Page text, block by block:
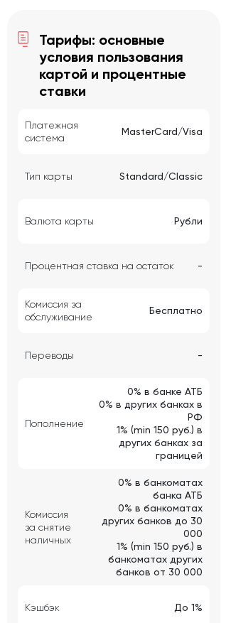
Тарифы: основные
условия пользования
картой и процентные
ставки
Платежная
система
MasterCard/Visa
Тип карты Standard/Classic
Валюта карты Рубли
Процентная ставка на остаток -
Комиссия за
обслуживание
Бесплатно
Переводы -
Пополнение
0% в банке АТБ
0% в других банках в
РФ
1% (min 150 руб.) в
других банках за
границей
Комиссия
за снятие
наличных
0% в банкоматах
банка АТБ
0% в банкоматах
других банков до 30
000
1% (min 150 руб.) в
банкоматах других
банков от 30 000
Кэшбэк До 1%